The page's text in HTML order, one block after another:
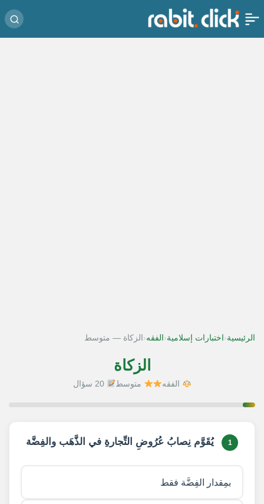
الرئيسية‹ اختبارات إسلامية‹ الفقه‹ الزكاة — متوسط
الزكاة
الفقه متوسط 20 سؤال
1 يُقَوَّم نِصابُ عُرُوضِ التِّجارةِ في الذَّهَب والفِضَّة
بمِقدار الفِضَّة فقط